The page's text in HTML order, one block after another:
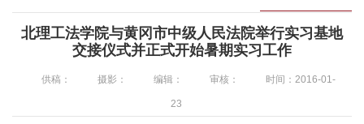
北理工法学院与黄冈市中级人民法院举行实习基地
交接仪式并正式开始暑期实习工作
供稿： 摄影： 编辑： 审核： 时间：2016-01-
23